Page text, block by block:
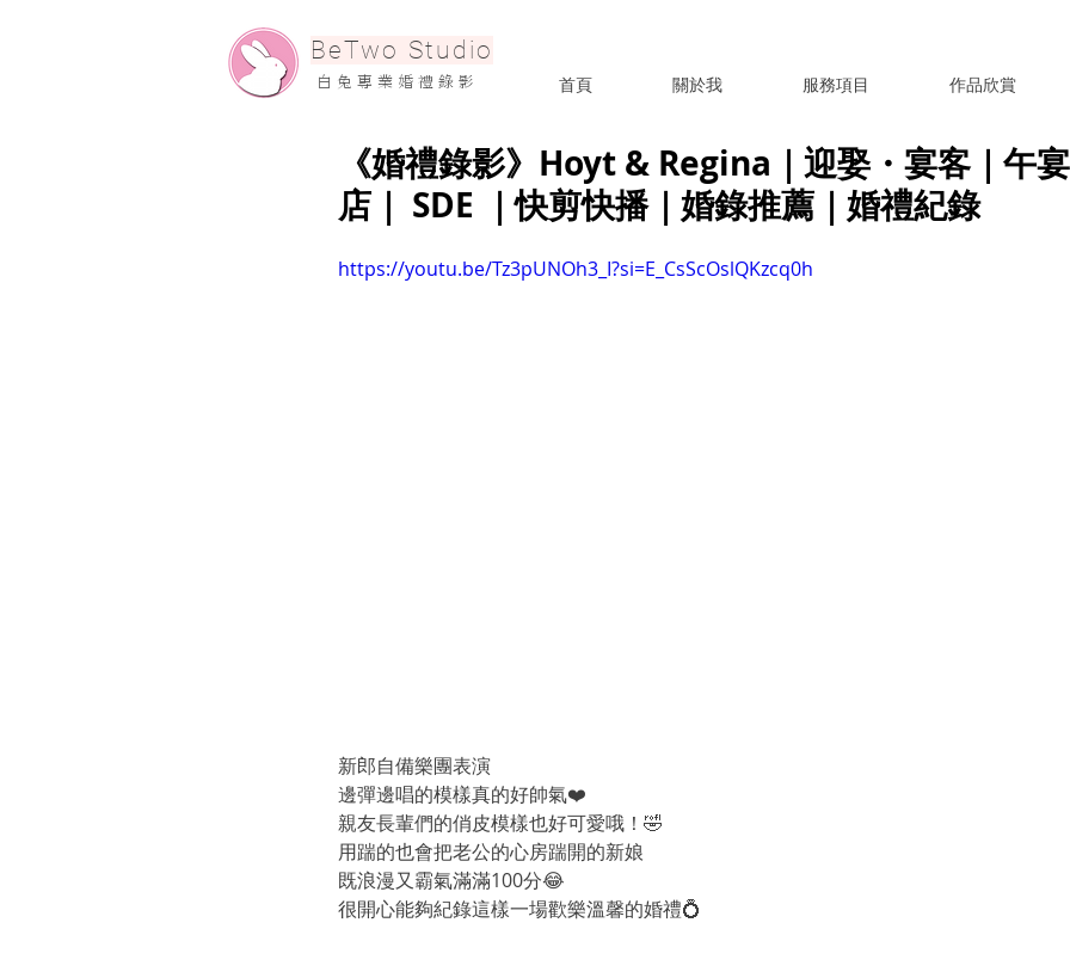
​BeTwo Studio
​白 兔 專 業 婚 禮 錄 影 首頁 關於我 服務項目 作品欣賞
《婚禮錄影》Hoyt & Regina｜迎娶・宴客｜午
店｜ SDE ｜快剪快播｜婚錄推薦｜婚禮紀錄
https://youtu.be/Tz3pUNOh3_I?si=E_CsScOslQKzcq0h
新郎自備樂團表演
邊彈邊唱的模樣真的好帥氣❤️
親友長輩們的俏皮模樣也好可愛哦！🤣
用踹的也會把老公的心房踹開的新娘
既浪漫又霸氣滿滿100分😂
很開心能夠紀錄這樣一場歡樂溫馨的婚禮💍